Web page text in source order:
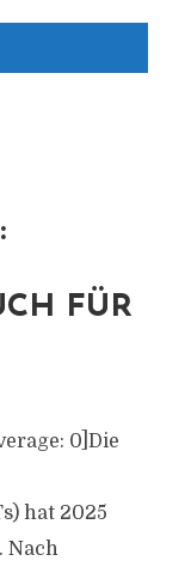
FÜR
0]Die
hat 2025
Nach